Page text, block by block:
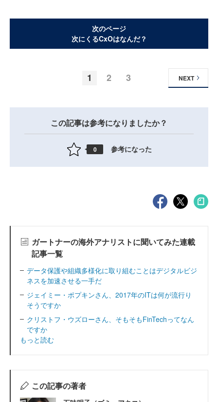
次のページ
次にくるCxOはなんだ？
1 2 3 NEXT
この記事は参考になりましたか？
0 参考になった
ガートナーの海外アナリストに聞いてみた連載
記事一覧
データ保護や組織多様化に取り組むことはデジタルビジ
ネスを加速させる一手だ
ジェイミー・ポプキンさん、2017年のITは何が流行り
そうですか
クリストフ・ウズローさん、そもそもFinTechってなん
ですか
もっと読む
この記事の著者